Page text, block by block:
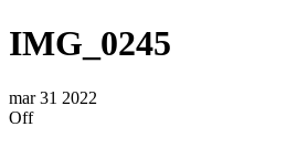
IMG_0245
mar31 2022
Off